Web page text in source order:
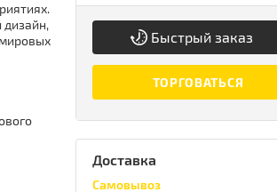
Быстрый заказ
ТОРГОВАТЬСЯ
Доставка
Самовывоз